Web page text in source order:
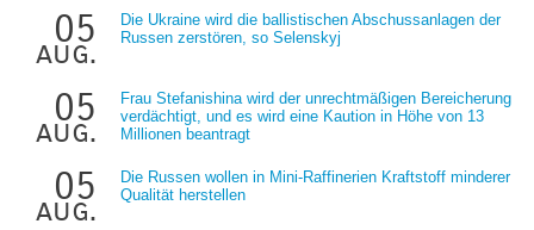
05
aug.
Die Ukraine wird die ballistischen Abschussanlagen der
Russen zerstören, so Selenskyj
05
aug.
Frau Stefanishina wird der unrechtmäßigen Bereicherung
verdächtigt, und es wird eine Kaution in Höhe von 13
Millionen beantragt
05
aug.
Die Russen wollen in Mini-Raffinerien Kraftstoff minderer
Qualität herstellen